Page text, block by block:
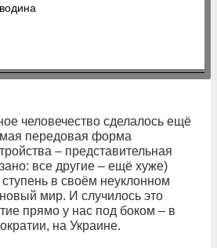
человечество сделалось ещё
передовая форма
– представительная
все другие – ещё хуже)
в своём неуклонном
мир. И случилось это
прямо у нас под боком – в
на Украине.